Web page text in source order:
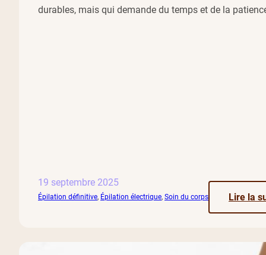
durables, mais qui demande du temps et de la
19 septembre 2025
Épilation définitive, Épilation électrique, Soin du corps Lire la